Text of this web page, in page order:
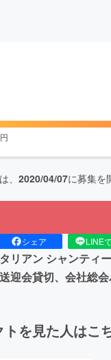
円
、 2020/04/07に募集を
シェア LINE
リアン シャンティ
迎会貸切、会社総
トを見た人はこ